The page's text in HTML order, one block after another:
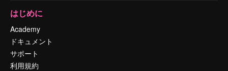
はじめに
Academy
ドキュメント
サポート
利用規約